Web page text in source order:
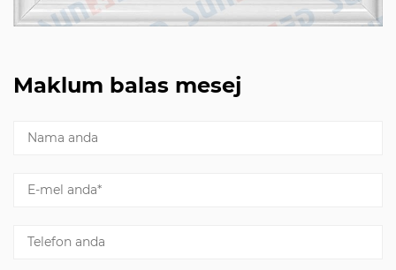
Maklum balas mesej